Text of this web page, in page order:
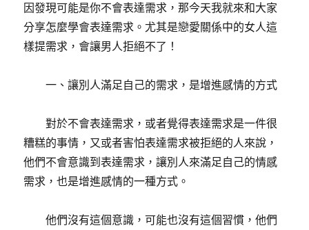
因發現可能是你不會表達需求，那今天我就來和大家
分享怎麼學會表達需求。尤其是戀愛關係中的女人這
樣提需求，會讓男人拒絕不了！
一、讓別人滿足自己的需求，是增進感情的方式
對於不會表達需求，或者覺得表達需求是一件很
糟糕的事情，又或者害怕表達需求被拒絕的人來說，
他們不會意識到表達需求，讓別人來滿足自己的情感
需求，也是增進感情的一種方式。
他們沒有這個意識，可能也沒有這個習慣，他們